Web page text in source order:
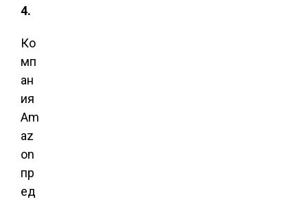
4.
Ко
мп
ан
ия
Am
az
on
пр
ед